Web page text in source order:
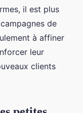
il est plus
de
à affiner
leur
clients